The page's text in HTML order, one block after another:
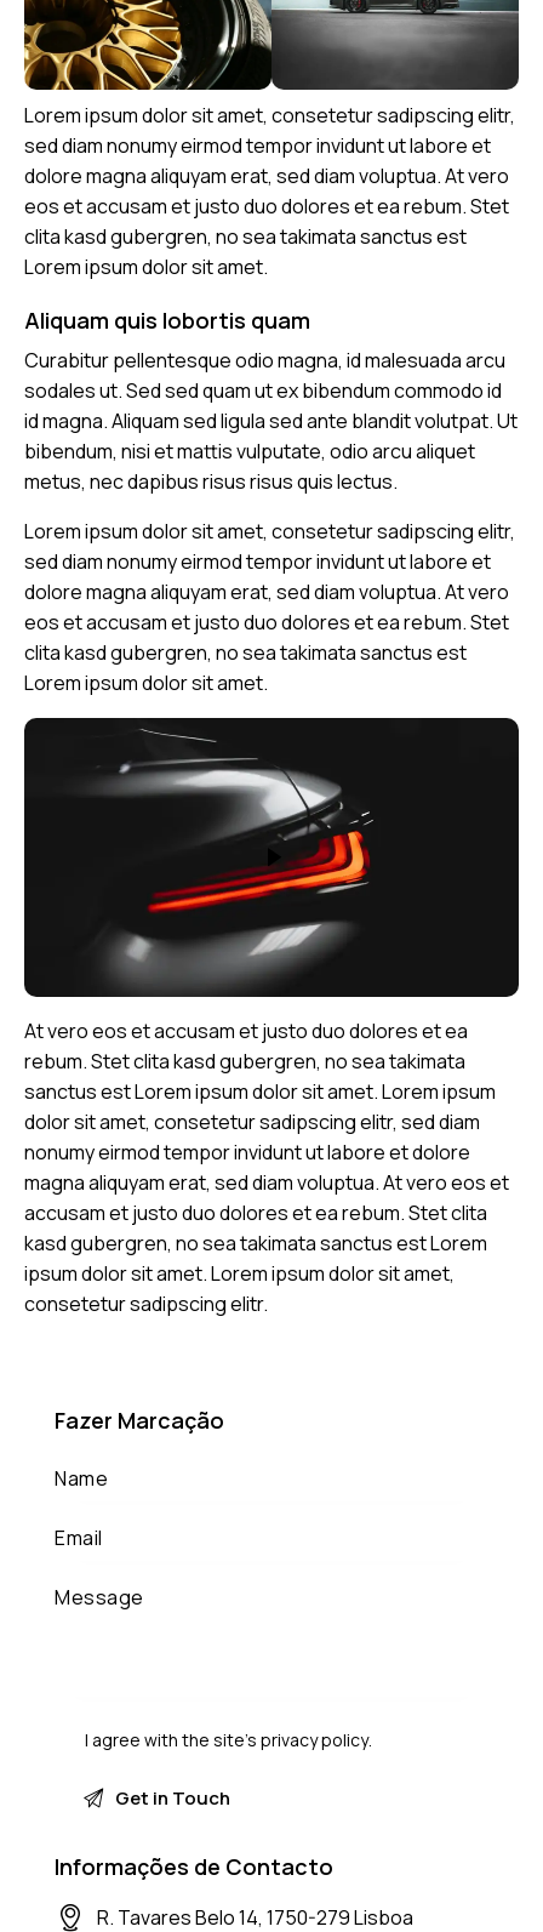
Lorem ipsum dolor sit amet, consetetur sadipscing elitr,
sed diam nonumy eirmod tempor invidunt ut labore et
dolore magna aliquyam erat, sed diam voluptua. At vero
eos et accusam et justo duo dolores et ea rebum. Stet
clita kasd gubergren, no sea takimata sanctus est
Lorem ipsum dolor sit amet.
Aliquam quis lobortis quam
Curabitur pellentesque odio magna, id malesuada arcu
sodales ut. Sed sed quam ut ex bibendum commodo id
id magna. Aliquam sed ligula sed ante blandit volutpat. Ut
bibendum, nisi et mattis vulputate, odio arcu aliquet
metus, nec dapibus risus risus quis lectus.
Lorem ipsum dolor sit amet, consetetur sadipscing elitr,
sed diam nonumy eirmod tempor invidunt ut labore et
dolore magna aliquyam erat, sed diam voluptua. At vero
eos et accusam et justo duo dolores et ea rebum. Stet
clita kasd gubergren, no sea takimata sanctus est
Lorem ipsum dolor sit amet.
At vero eos et accusam et justo duo dolores et ea
rebum. Stet clita kasd gubergren, no sea takimata
sanctus est Lorem ipsum dolor sit amet. Lorem ipsum
dolor sit amet, consetetur sadipscing elitr, sed diam
nonumy eirmod tempor invidunt ut labore et dolore
magna aliquyam erat, sed diam voluptua. At vero eos et
accusam et justo duo dolores et ea rebum. Stet clita
kasd gubergren, no sea takimata sanctus est Lorem
ipsum dolor sit amet. Lorem ipsum dolor sit amet,
consetetur sadipscing elitr.
Fazer Marcação
I agree with the site’sprivacy policy.
Informações de Contacto
R. Tavares Belo 14, 1750-279 Lisboa